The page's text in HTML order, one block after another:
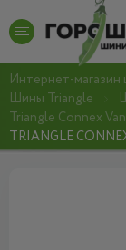
Интернет-
Шины Triangle
Triangle Connex
TRIANGLE